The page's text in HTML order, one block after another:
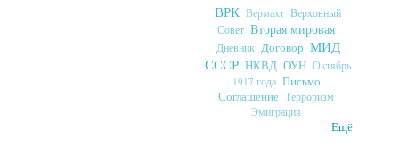
ВРК Вермахт Верховный
Совет Вторая мировая
Дневник Договор МИД
СССР НКВД ОУН Октябрь
1917 года Письмо
Соглашение Терроризм
Эмиграция
Ещё